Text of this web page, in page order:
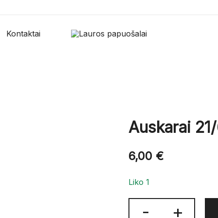
Kontaktai
Auskarai
6,00 €
Liko 1
- +